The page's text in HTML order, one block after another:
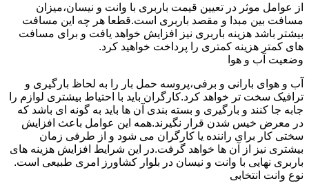
از عوامل موثر در تعیین قیمت باربری با وانت و نیسان،میزان
مسافت بین مبدا و مقصد باربری است.قطعا هر چه این مسافت
بیشتر باشد هزینه باربری نیز افزایش خواهد یافت و برای مسافت
های کمتر هزینه کمتری را پرداخت خواهید کرد.
وضعیت آب و هوا
آب و هوای بارانی و برفی،پروسه حمل بار را به لحاظ بارگیری و
ترافیک سخت تر خواهد کرد.کارگران باید با احتیاط بیشتری لوازم را
جابه جا کنند و بارگیری و بسته بندی آن ها باید به گونه ای باشد که
در معرض خیس شدن قرار نگیرند.همه این عوامل باعث افزایش
سختی کار برای راننده یا کارگران می شود و از طرفی زمان
بیشتری نیز از آن ها خواهد گرفت.در این شرایط افزایش هزینه های
باربری نهایی با وانت و نیسان در بلوار کشاورز امری طبیعی است.
نوع وانت انتخابی